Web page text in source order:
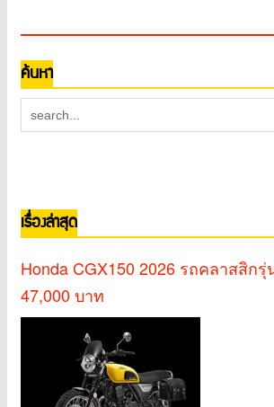
ค้นหา
เรื่องล่าสุด
Honda CGX150 2026 รถคลาสสิก
47,000 บาท